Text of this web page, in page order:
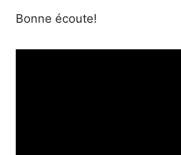
Bonne écoute!